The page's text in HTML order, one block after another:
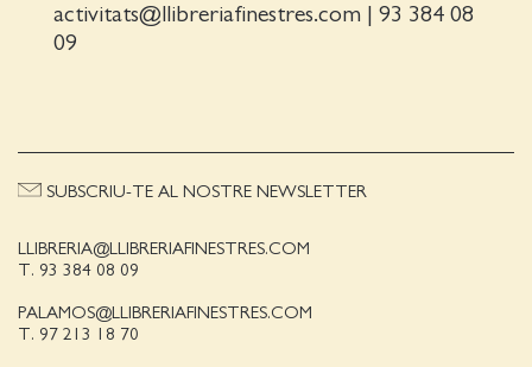
activitats@llibreriafinestres.com
93 384 08
09
LLIBRERIA@LLIBRERIAFINESTRES.COM
T. 93 384 08 09
PALAMOS@LLIBRERIAFINESTRES.COM
T. 97 213 18 70
SUBSCRIU-TE AL NOSTRE NEWSLETTER